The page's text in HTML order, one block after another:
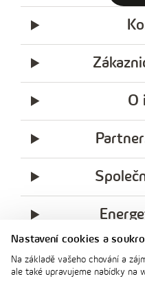
Nastavení cookies a
Na základě vašeho chování a
ale také upravujeme nabídky na
O